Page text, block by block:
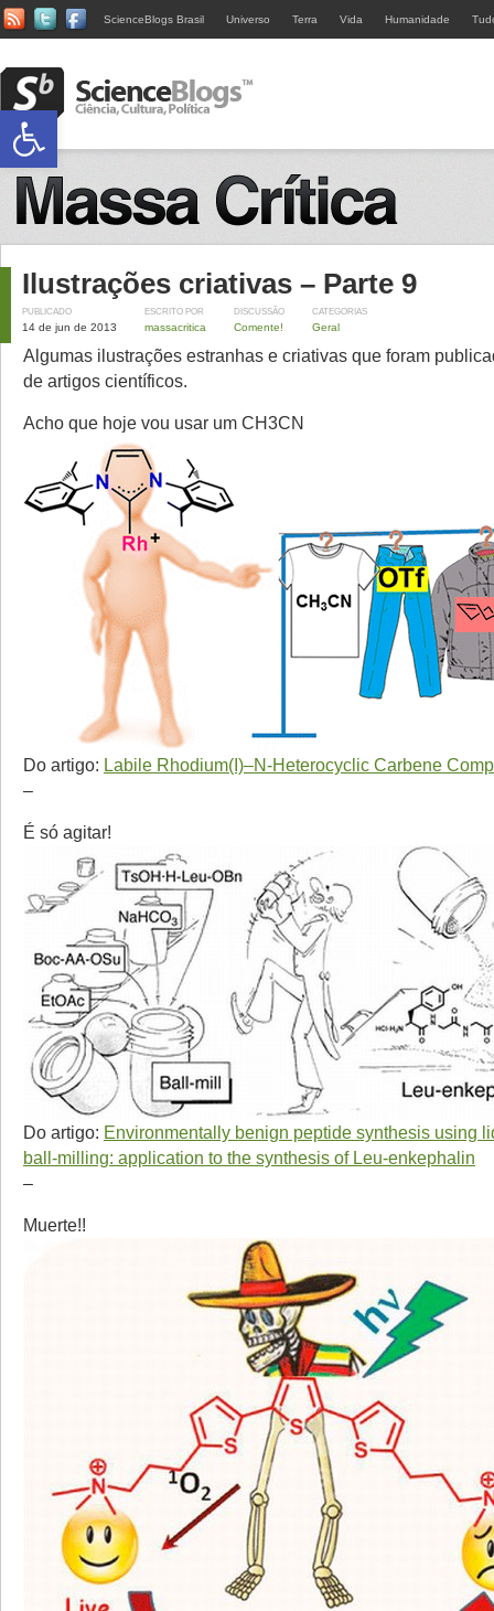
ScienceBlogs Brasil Universo Terra Vida Humanidade
Ilustrações criativas – Parte 9
PUBLICADO
14 de jun de 2013
ESCRITO POR
massacritica
DISCUSSÃO
Comente!
CATEGORIAS
Geral
Algumas ilustrações estranhas e criativas que foram
de artigos científicos.
Acho que hoje vou usar um CH3CN
Do artigo: Labile Rhodium(I)–N-Heterocyclic Carbene
–
É só agitar!
Do artigo: Environmentally benign peptide synthesis using
ball-milling: application to the synthesis of Leu-enkephalin
–
Muerte!!
Abrir a barra de ferramentas